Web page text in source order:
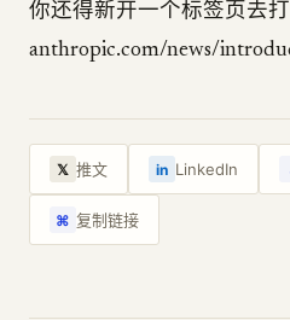
你还得新开一个标签页去
anthropic.com/news/
𝕏 推文 in LinkedIn
⌘ 复制链接